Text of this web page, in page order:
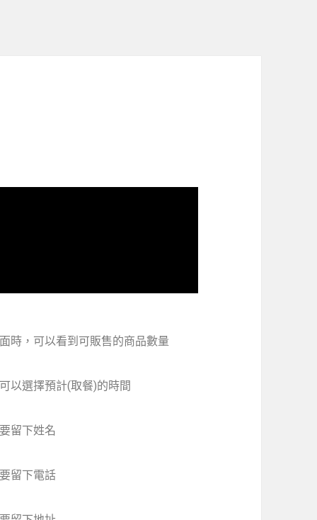
時，可以看到可販售的商品數量
以選擇預計(取餐)的時間
留下姓名
留下電話